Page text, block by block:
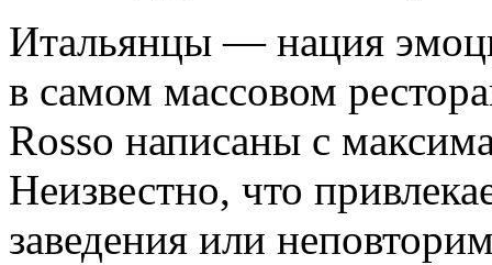
Итальянцы — нация
в самом массовом
Rosso написаны с
Неизвестно, что
заведения или